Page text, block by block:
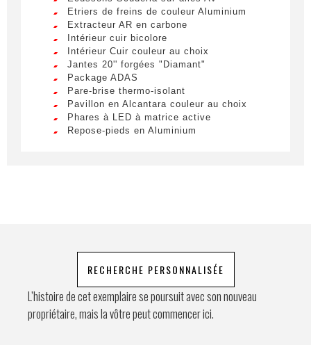
*
Prénom
E-mail *
Demande spéciale
Lorem ipsum dolor sit amet, consectetur
adipiscing elit. Ut a elit sed nisl pulvinar
egestas a vel nibh. Sed aliquam varius
feugiat. Suspendisse finibus nec nibh eget
ultricies. Mauris et malesuada augue.
Lorem ipsum dolor sit amet, consectetur
adipiscing elit. Ut a elit sed nisl pulvinar
egestas a vel nibh. Sed aliquam varius
feugiat. Suspendisse finibus nec nibh eget
Etriers de freins de couleur Aluminium
Extracteur AR en carbone
Intérieur cuir bicolore
Intérieur Cuir couleur au choix
Jantes 20'' forgées "Diamant"
Package ADAS
Pare-brise thermo-isolant
Pavillon en Alcantara couleur au choix
Phares à LED à matrice active
Repose-pieds en Aluminium
RECHERCHE PERSONNALISÉE
L’histoire de cet exemplaire se poursuit avec son nouveau
propriétaire, mais la vôtre peut commencer ici.